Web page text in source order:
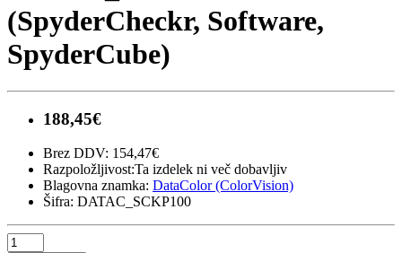
(SpyderCheckr, Software,
SpyderCube)
188,45€
Brez DDV: 154,47€
Razpoložljivost:Ta izdelek ni več dobavljiv
Blagovna znamka: DataColor (ColorVision)
Šifra: DATAC_SCKP100